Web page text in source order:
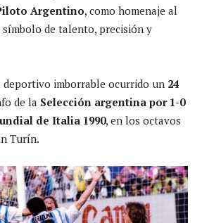
Argentino, como homenaje al
símbolo de talento, precisión y
imborrable ocurrido un 24
de la Selección argentina por 1-0
de Italia 1990, en los octavos
Turín.